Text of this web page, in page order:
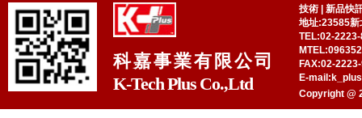
科嘉事業有限公司
K-Tech Plus Co.,Ltd
技術
新品快
地址:23585新
TEL:02-
FAX:02-
E-
Copyright @